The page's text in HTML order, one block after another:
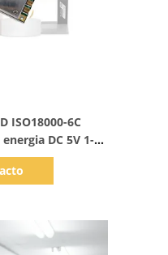
ISO18000-6C
DC 5V 1-
de energia RF
USB para